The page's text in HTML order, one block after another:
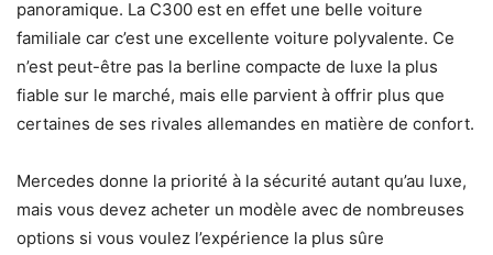
panoramique. La C300 est en effet une belle voiture
familiale car c’est une excellente voiture polyvalente. Ce
n’est peut-être pas la berline compacte de luxe la plus
fiable sur le marché, mais elle parvient à offrir plus que
certaines de ses rivales allemandes en matière de confort.
Mercedes donne la priorité à la sécurité autant qu’au luxe,
mais vous devez acheter un modèle avec de nombreuses
options si vous voulez l’expérience la plus sûre